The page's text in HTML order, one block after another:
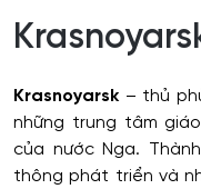
Krasnoyarsk – thủ
những trung tâm
của nước Nga.
thông phát triển và